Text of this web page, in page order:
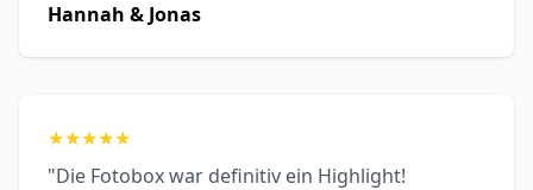
Hannah & Jonas
★★★★★
"Die Fotobox war definitiv ein Highlight!